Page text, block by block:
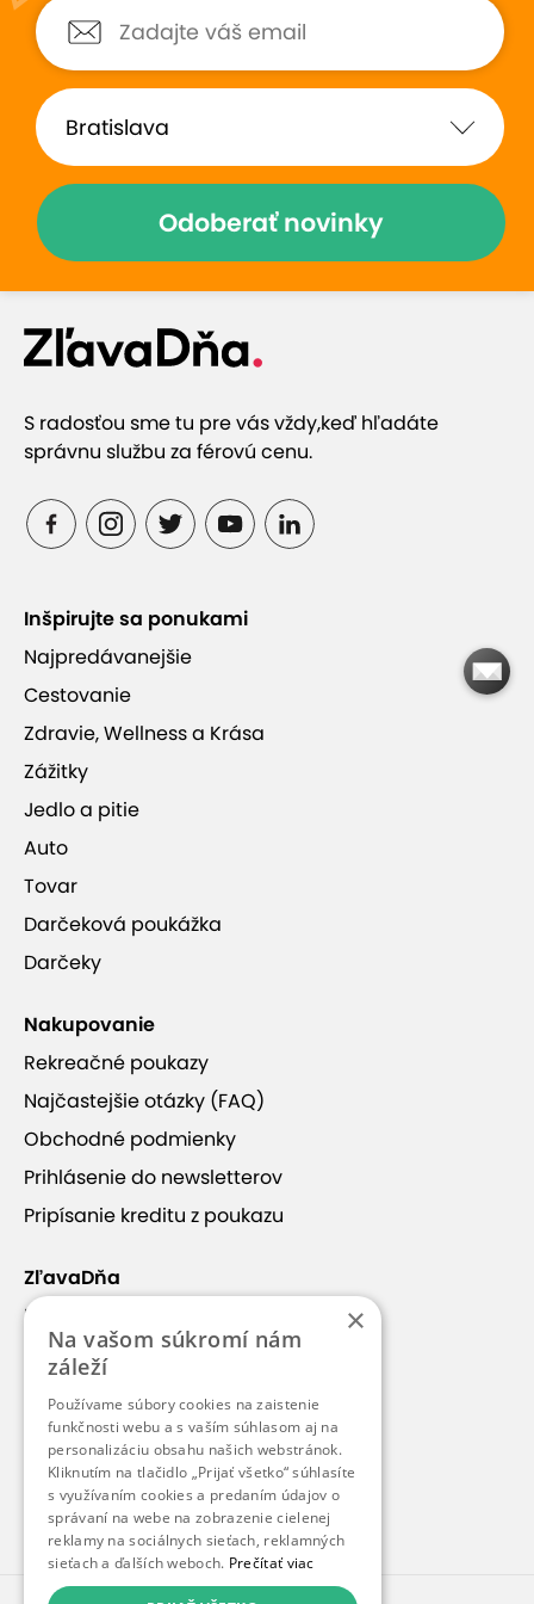
stravovani, jedlo domace velmi
chutne, dostatocne porcie, izby
prijemne:)kostol aj obchod
blizko… urcite sa planujeme
vratit!
Zobraziť hodnotenia (6)
Prečo si vybrať túto ponuku
Raňajky v cene pobytu - výborná domáca
Vila Hana
vlastné parkovanie
bezplatné parkovanie
2 prístelky
Vila Hanasa nachádza v Tatranskej oblasti
Tatranského národného parku
Lesná, a to v nadmorskej výške 746 m. Pre svoju
Odoberať novinky
S radosťou sme tu pre vás vždy,keď hľadáte
správnu službu za férovú cenu.
Inšpirujte sa ponukami
Najpredávanejšie
Cestovanie
Zdravie, Wellness a Krása
Zážitky
Jedlo a pitie
Auto
Tovar
Darčeková poukážka
Darčeky
Nakupovanie
Rekreačné poukazy
Najčastejšie otázky (FAQ)
Obchodné podmienky
Prihlásenie do newsletterov
Pripísanie kreditu z poukazu
ZľavaDňa
Náš príbeh
Kontakt
Kariéra
Blog
Pre médiá
Pre partnerov
×
Na vašom súkromí nám
záleží
Používame súbory cookies na zaistenie
funkčnosti webu a s vaším súhlasom aj na
personalizáciu obsahu našich webstránok.
Kliknutím na tlačidlo „Prijať všetko“ súhlasíte
s využívaním cookies a predaním údajov o
správaní na webe na zobrazenie cielenej
reklamy na sociálnych sieťach, reklamných
sieťach a ďalších weboch. Prečítať viac